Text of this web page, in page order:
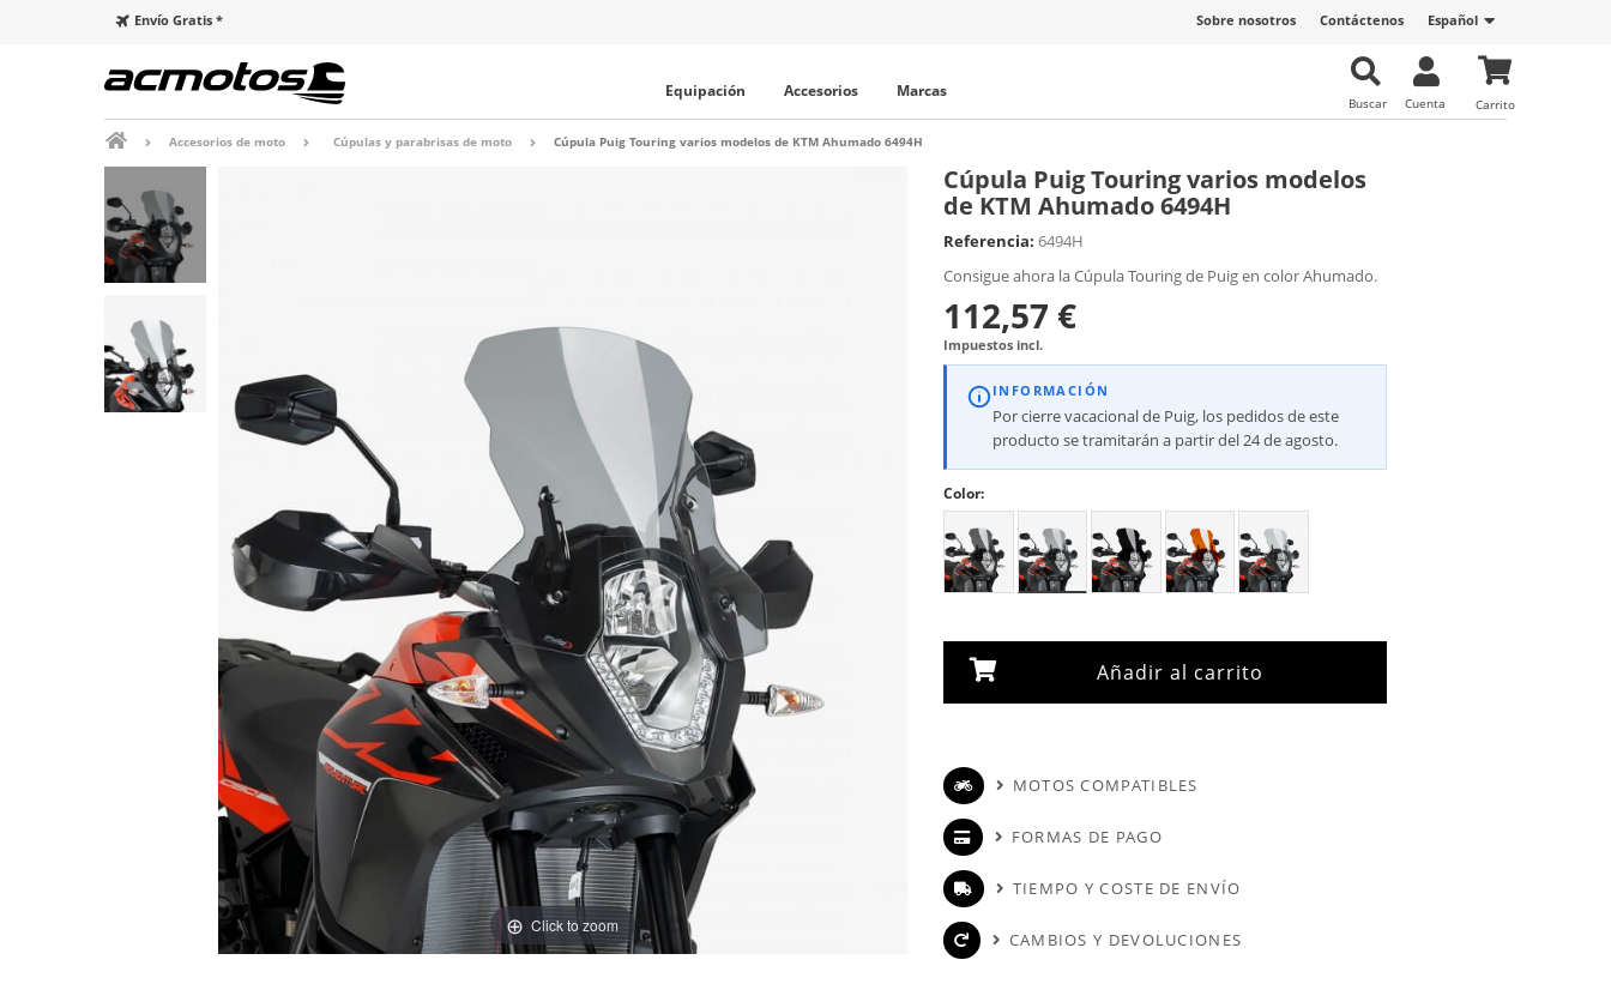
Español
Contáctenos
Sobre nosotros
Envío Gratis *
Carrito
Cuenta
Buscar
Equipación Accesorios Marcas
Accesorios de moto Cúpulas y parabrisas de moto Cúpula Puig Touring varios modelos de KTM Ahumado 6494H
Click to zoom
Cúpula Puig Touring varios modelos
de KTM Ahumado 6494H
Referencia: 6494H
Consigue ahora la Cúpula Touring de Puig en color Ahumado.
112,57 €
Impuestos incl.
INFORMACIÓN
Por cierre vacacional de Puig, los pedidos de este
producto se tramitarán a partir del 24 de agosto.
Color:
Añadir al carrito
MOTOS COMPATIBLES
FORMAS DE PAGO
TIEMPO Y COSTE DE ENVÍO
CAMBIOS Y DEVOLUCIONES